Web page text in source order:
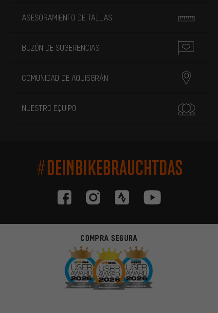
ASESORAMIENTO DE TALLAS
BUZÓN DE SUGERENCIAS
COMUNIDAD DE AQUISGRÁN
NUESTRO EQUIPO
#DEINBIKEBRAUCHTDAS
COMPRA SEGURA